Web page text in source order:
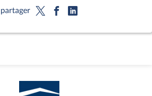
partager